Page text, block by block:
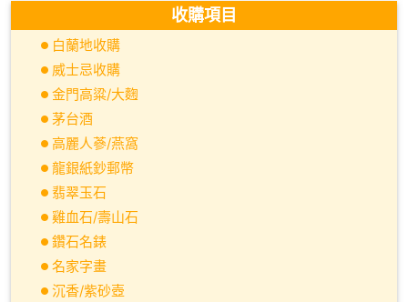
收購項目
白蘭地收購
威士忌收購
金門高粱/大麴
茅台酒
高麗人蔘/燕窩
龍銀紙鈔郵幣
翡翠玉石
雞血石/壽山石
鑽石名錶
名家字畫
沉香/紫砂壺